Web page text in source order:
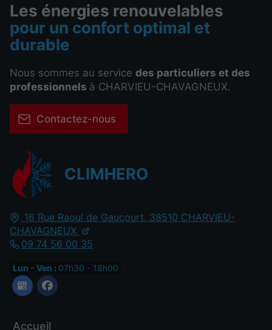
CLIMHERO
16 Rue Raoul de Gaucourt, 38510 CHARVIEU-
CHAVAGNEUX
09 74 56 00 35
Lun - Ven : 07h30 - 18h00
Accueil
Les énergies renouvelables
pour un confort optimal et
durable
Nous sommes au service des particuliers et des
professionnels à CHARVIEU-CHAVAGNEUX.
Contactez-nous